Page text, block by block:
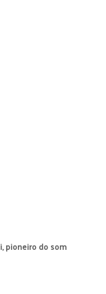
pioneiro do som